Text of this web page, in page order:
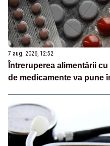
7 aug. 2026, 12:52
Întreruperea alimentării
de medicamente va pune